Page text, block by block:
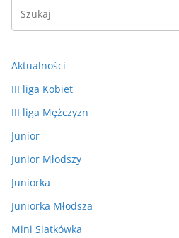
Aktualności
III liga Kobiet
III liga Mężczyzn
Junior
Junior Młodszy
Juniorka
Juniorka Młodsza
Mini Siatkówka